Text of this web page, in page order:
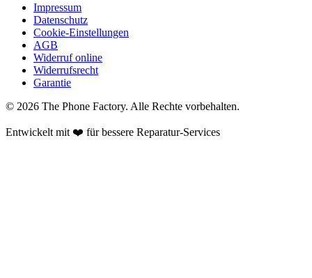
Impressum
Datenschutz
Cookie-Einstellungen
AGB
Widerruf online
Widerrufsrecht
Garantie
© 2026 The Phone Factory. Alle Rechte vorbehalten.
Entwickelt mit ❤️ für bessere Reparatur-Services